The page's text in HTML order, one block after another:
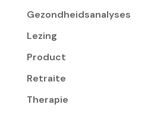
Gezondheidsanalyses
Lezing
Product
Retraite
Therapie